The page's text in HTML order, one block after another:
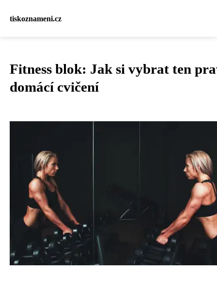
tiskoznameni.cz
Fitness blok: Jak si vybrat ten
domácí cvičení